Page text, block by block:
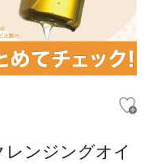
レンジングオイ